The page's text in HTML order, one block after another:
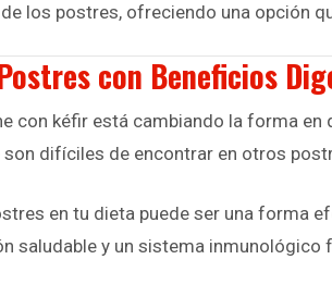
los postres, ofreciendo una opción
con Beneficios
con kéfir está cambiando la forma
son difíciles de encontrar en otros
en tu dieta puede ser una forma
saludable y un sistema